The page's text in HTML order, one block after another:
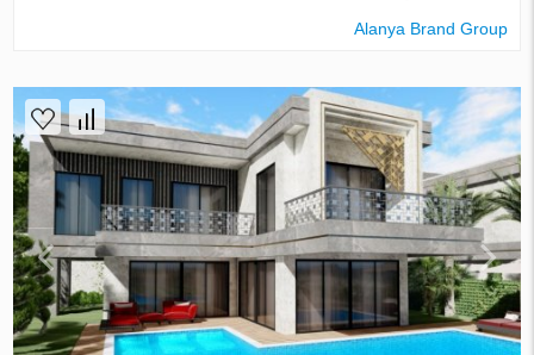
Alanya Brand Group